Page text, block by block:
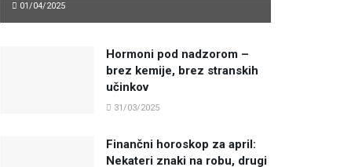
01/04/2025
Hormoni pod nadzorom –
brez kemije, brez stranskih
učinkov
31/03/2025
Finančni horoskop za april:
Nekateri znaki na robu, drugi